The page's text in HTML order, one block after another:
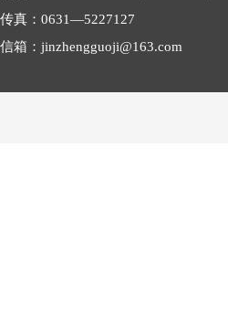
传真：0631—5227127
信箱：jinzhengguoji@163.com